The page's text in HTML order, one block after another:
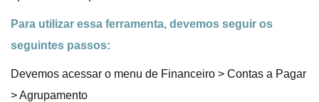
Para utilizar essa ferramenta, devemos seguir os
seguintes passos:
Devemos acessar o menu de Financeiro > Contas a Pagar
> Agrupamento